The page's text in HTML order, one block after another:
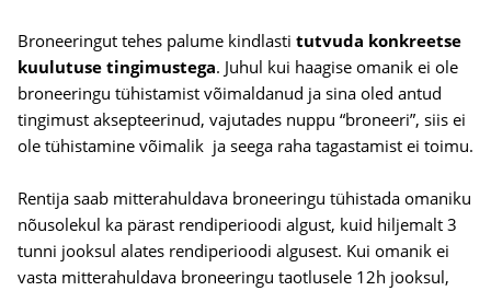
Broneeringut tehes palume kindlasti tutvuda konkreetse
kuulutuse tingimustega. Juhul kui haagise omanik ei ole
broneeringu tühistamist võimaldanud ja sina oled antud
tingimust aksepteerinud, vajutades nuppu “broneeri”, siis ei
ole tühistamine võimalik ja seega raha tagastamist ei toimu.
Rentija saab mitterahuldava broneeringu tühistada omaniku
nõusolekul ka pärast rendiperioodi algust, kuid hiljemalt 3
tunni jooksul alates rendiperioodi algusest. Kui omanik ei
vasta mitterahuldava broneeringu taotlusele 12h jooksul,